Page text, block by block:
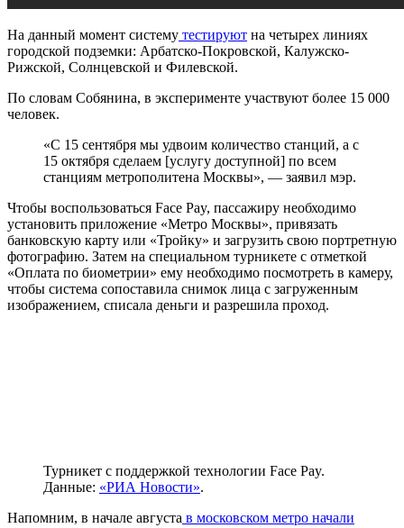
На данный момент систему тестируют на четырех линиях
городской подземки: Арбатско-Покровской, Калужско-
Рижской, Солнцевской и Филевской.
По словам Собянина, в эксперименте участвуют более 15 000
человек.
«С 15 сентября мы удвоим количество станций, а с
15 октября сделаем [услугу доступной] по всем
станциям метрополитена Москвы», — заявил мэр.
Чтобы воспользоваться Face Pay, пассажиру необходимо
установить приложение «Метро Москвы», привязать
банковскую карту или «Тройку» и загрузить свою портретную
фотографию. Затем на специальном турникете с отметкой
«Оплата по биометрии» ему необходимо посмотреть в камеру,
чтобы система сопоставила снимок лица с загруженным
изображением, списала деньги и разрешила проход.
Турникет с поддержкой технологии Face Pay.
Данные: «РИА Новости».
Напомним, в начале августа в московском метро начали